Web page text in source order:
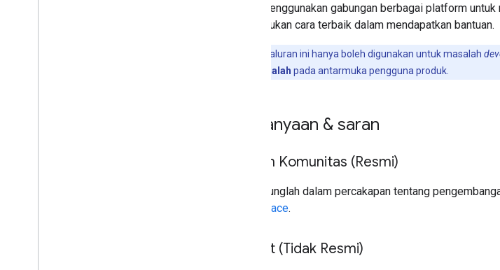
Kami menggunakan gabungan berbagai platform
menentukan cara terbaik dalam mendapatkan bantuan.
Saluran ini hanya boleh digunakan untuk masalah
Laporkan masalah pada antarmuka pengguna produk.
Pertanyaan & saran
Forum Komunitas (Resmi)
Bergabunglah dalam percakapan tentang
Workspace.
Reddit (Tidak Resmi)